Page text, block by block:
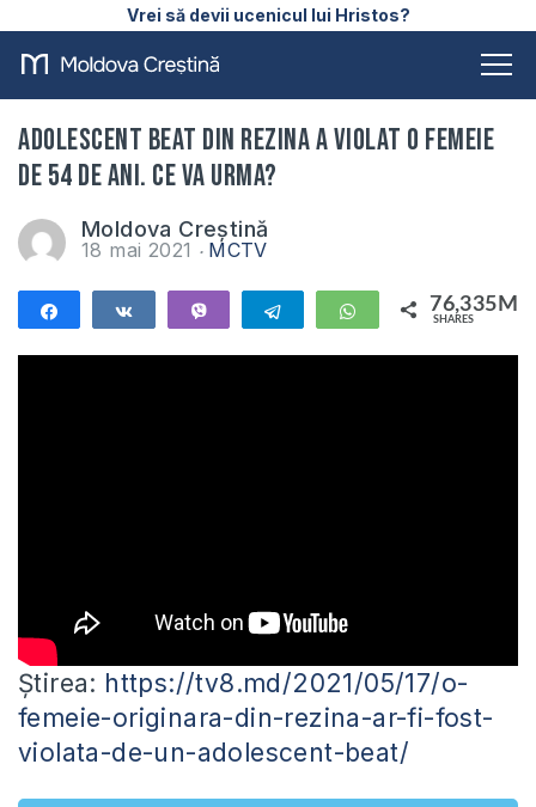
Vrei să devii ucenicul lui Hristos?
Adolescent beat din Rezina a violat o femeie
de 54 de ani. Ce va urma?
Moldova Creștină
18 mai 2021 MCTV
Share Share Telegram WhatsApp76,335M
SHARES
Știrea: https://tv8.md/2021/05/17/o-
femeie-originara-din-rezina-ar-fi-fost-
violata-de-un-adolescent-beat/